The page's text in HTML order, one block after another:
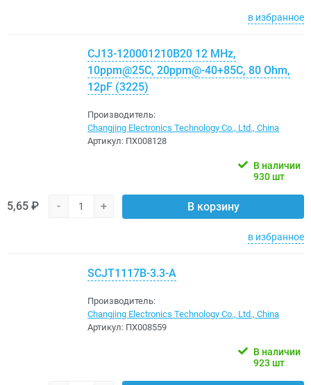
в избранное
CJ13-120001210B20 12 MHz,
10ppm@25C, 20ppm@-40+85C, 80 Ohm,
12pF (3225)
Производитель:
Changjing Electronics Technology Co., Ltd., China
Артикул: ПХ008128
В наличии
930 шт
5,65 ₽ - + В корзину
в избранное
SCJT1117B-3.3-A
Производитель:
Changjing Electronics Technology Co., Ltd., China
Артикул: ПХ008559
В наличии
923 шт